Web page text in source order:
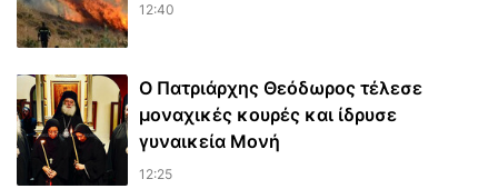
12:40
Ο Πατριάρχης Θεόδωρος τέλεσε
μοναχικές κουρές και ίδρυσε
γυναικεία Μονή
12:25